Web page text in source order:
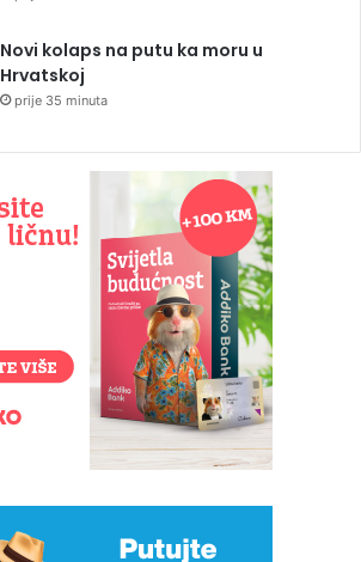
Novi kolaps na putu ka moru u
Hrvatskoj
prije 35 minuta